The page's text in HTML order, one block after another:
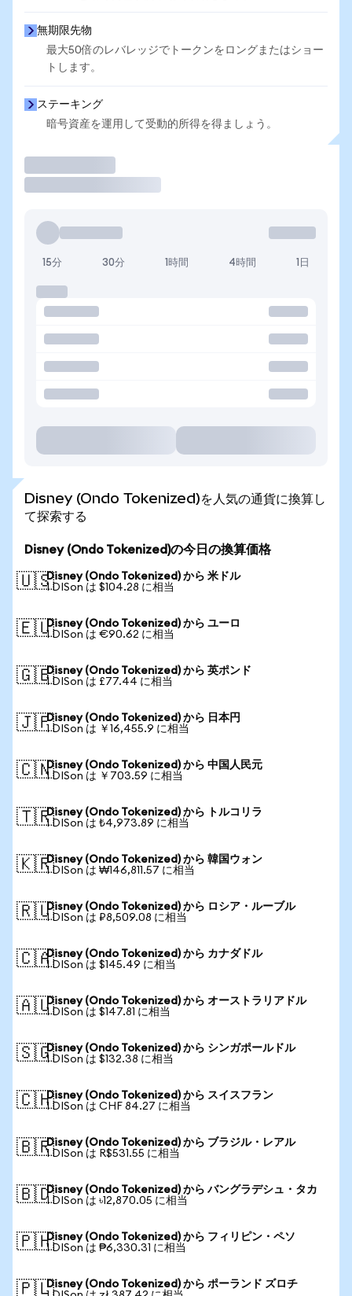
無期限先物
最大50倍のレバレッジでトークンをロングまたはショー
トします。
ステーキング
暗号資産を運用して受動的所得を得ましょう。
15分 30分 1時間 4時間 1日
Disney (Ondo Tokenized)を人気の通貨に換算し
て探索する
Disney (Ondo Tokenized)の今日の換算価格
🇺🇸Disney (Ondo Tokenized) から 米ドル
1 DISon は $104.28 に相当
🇪🇺Disney (Ondo Tokenized) から ユーロ
1 DISon は €90.62 に相当
🇬🇧Disney (Ondo Tokenized) から 英ポンド
1 DISon は £77.44 に相当
🇯🇵Disney (Ondo Tokenized) から 日本円
1 DISon は ￥16,455.9 に相当
🇨🇳Disney (Ondo Tokenized) から 中国人民元
1 DISon は ￥703.59 に相当
🇹🇷Disney (Ondo Tokenized) から トルコリラ
1 DISon は ₺4,973.89 に相当
🇰🇷Disney (Ondo Tokenized) から 韓国ウォン
1 DISon は ₩146,811.57 に相当
🇷🇺Disney (Ondo Tokenized) から ロシア・ルーブル
1 DISon は ₽8,509.08 に相当
🇨🇦Disney (Ondo Tokenized) から カナダドル
1 DISon は $145.49 に相当
🇦🇺Disney (Ondo Tokenized) から オーストラリアドル
1 DISon は $147.81 に相当
🇸🇬Disney (Ondo Tokenized) から シンガポールドル
1 DISon は $132.38 に相当
🇨🇭Disney (Ondo Tokenized) から スイスフラン
1 DISon は CHF 84.27 に相当
🇧🇷Disney (Ondo Tokenized) から ブラジル・レアル
1 DISon は R$531.55 に相当
🇧🇩Disney (Ondo Tokenized) から バングラデシュ・タカ
1 DISon は ৳12,870.05 に相当
🇵🇭Disney (Ondo Tokenized) から フィリピン・ペソ
1 DISon は ₱6,330.31 に相当
🇵🇱Disney (Ondo Tokenized) から ポーランド ズロチ